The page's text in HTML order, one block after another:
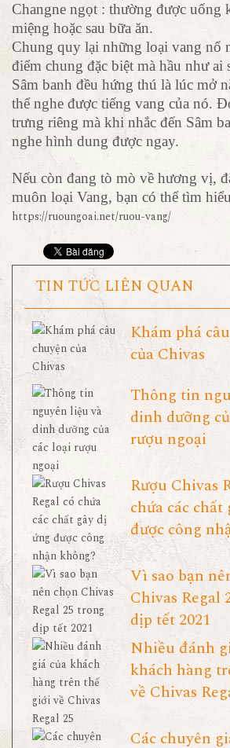
Changne ngọt : thường được uống
miệng hoặc sau bữa ăn.
Chung quy lại những loại vang nổ
điểm chung đặc biệt mà hầu như ai
Sâm banh đều hứng thú là lúc mở
thể nghe được tiếng vang của nó.
trưng riêng mà khi nhắc đến Sâm
nghe hình dung được ngay.
Nếu còn đang tò mò về hương vị,
muôn loại Vang, bạn có thể tìm
https://ruoungoai.net/ruou-vang/
TIN TỨC LIÊN QUAN
Khám phá
của Chivas
Thông tin
dinh dưỡng
rượu ngoại
Rượu Chivas
chứa các
được công
Vì sao bạn
Chivas Regal
dịp tết 2021
Nhiều đánh
khách hàng
về Chivas
Các chuyên